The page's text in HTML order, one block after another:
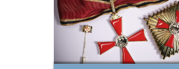
Verdienstorden der BRD
Bundesverdienstmedaille